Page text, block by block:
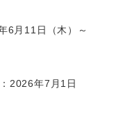
6月11日（木）～
2026年7月1日